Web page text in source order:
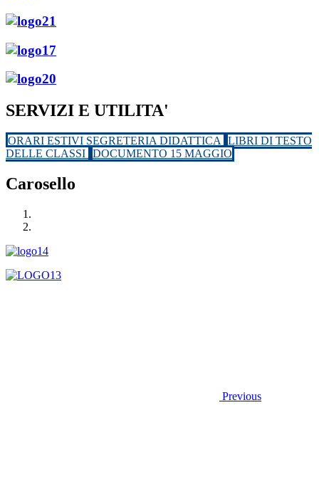
SERVIZI E UTILITA'
ORARI ESTIVI SEGRETERIA DIDATTICA
LIBRI DI TESTO
DELLE CLASSI DOCUMENTO 15 MAGGIO
Carosello
Previous